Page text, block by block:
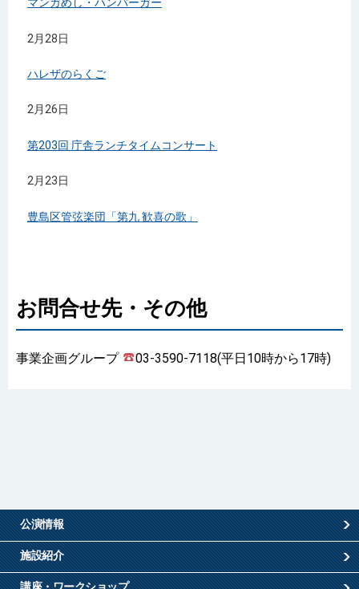
マンガめし・ハンバーガー
2月28日
ハレザのらくご
2月26日
第203回 庁舎ランチタイムコンサート
2月23日
豊島区管弦楽団「第九 歓喜の歌」
お問合せ先・その他
事業企画グループ 03-3590-7118(平日10時から17時)
公演情報
施設紹介